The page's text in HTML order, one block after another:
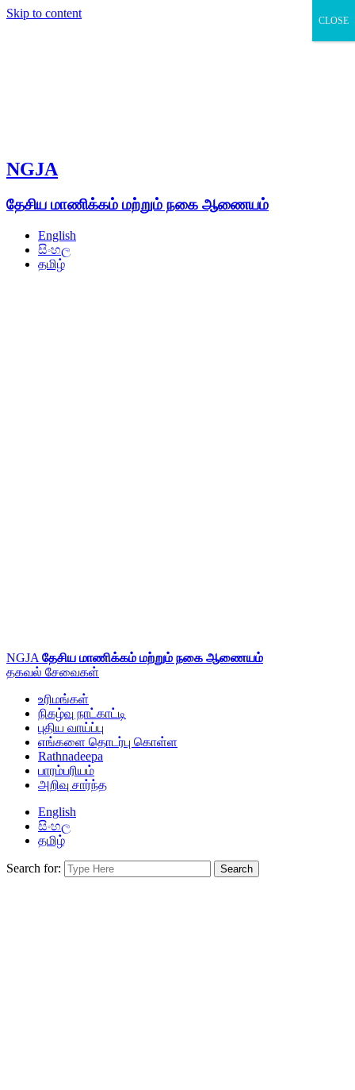
Skip to content
NGJA
தேசிய மாணிக்கம் மற்றும் நகை ஆணையம்
English
සිංහල
தமிழ்
NGJA தேசிய மாணிக்கம் மற்றும் நகை ஆணையம்
தகவல் சேவைகள்
உரிமங்கள்
நிகழ்வு நாட்காட்டி
புதிய வாய்ப்பு
எங்களை தொடர்பு கொள்ள
Rathnadeepa
பாரம்பரியம்
அறிவு சார்ந்த
English
සිංහල
தமிழ்
Search for:
CLOSE